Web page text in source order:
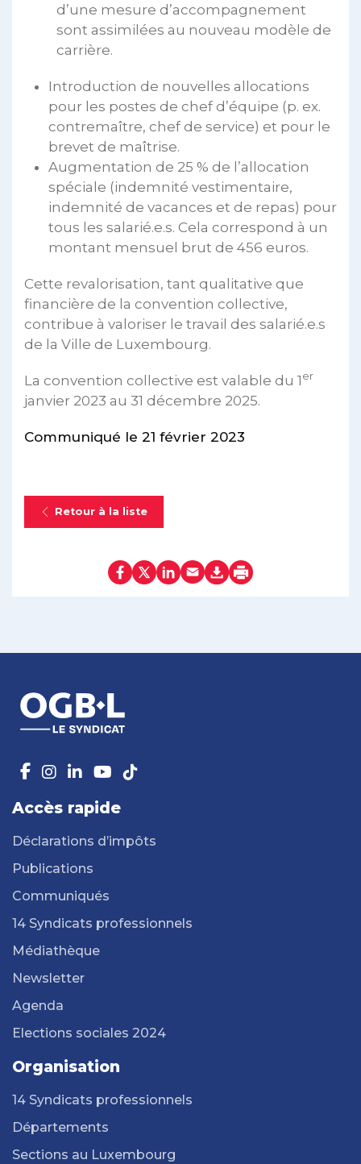
d’une mesure d’accompagnement
sont assimilées au nouveau modèle de
carrière.
Introduction de nouvelles allocations
pour les postes de chef d’équipe (p. ex.
contremaître, chef de service) et pour le
brevet de maîtrise.
Augmentation de 25 % de l’allocation
spéciale (indemnité vestimentaire,
indemnité de vacances et de repas) pour
tous les salarié.e.s. Cela correspond à un
montant mensuel brut de 456 euros.
Cette revalorisation, tant qualitative que
financière de la convention collective,
contribue à valoriser le travail des salarié.e.s
de la Ville de Luxembourg.
La convention collective est valable du 1 er
janvier 2023 au 31 décembre 2025.
Communiqué le 21 février 2023
Retour à la liste
Accès rapide
Déclarations d’impôts
Publications
Communiqués
14 Syndicats professionnels
Médiathèque
Newsletter
Agenda
Elections sociales 2024
Organisation
14 Syndicats professionnels
Départements
Sections au Luxembourg